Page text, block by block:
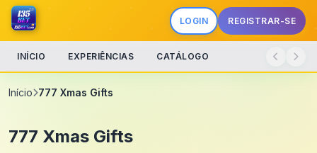
LOGIN REGISTRAR-SE
INÍCIO EXPERIÊNCIAS CATÁLOGO
Início 777 Xmas Gifts
777 Xmas Gifts